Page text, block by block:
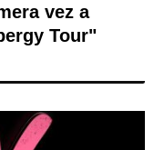
vez a
Tour"